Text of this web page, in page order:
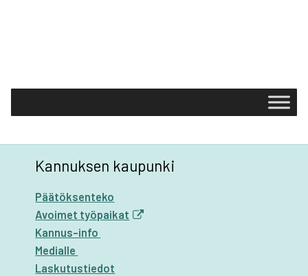
Kannuksen kaupunki
Päätöksenteko
Avoimet työpaikat
Kannus-info
Medialle
Laskutustiedot